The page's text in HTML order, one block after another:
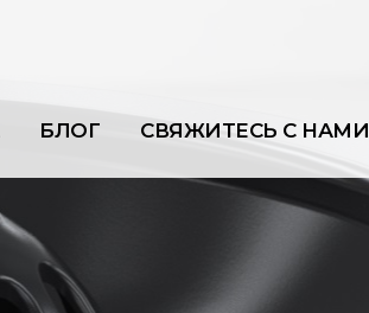
БЛОГ СВЯЖИТЕСЬ С НАМИ